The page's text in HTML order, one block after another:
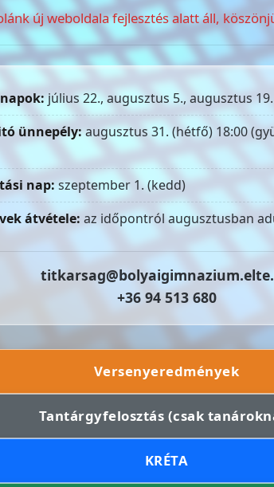
új weboldala fejlesztés alatt áll,
július 22., augusztus 5., augusztus 19.
ünnepély:augusztus 31. (hétfő) 18:00
nap:szeptember 1. (kedd)
átvétele: az időpontról augusztusban
+36 94 513 680
Versenyeredmények
Tantárgyfelosztás (csak
KRÉTA